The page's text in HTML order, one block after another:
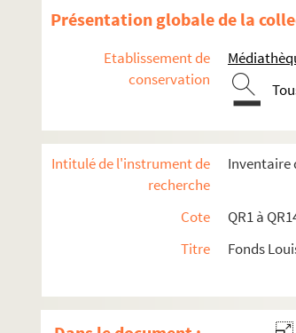
Présentation globale de la
Etablissement de
conservation
Intitulé de l'instrument de
recherche
Inventaire
Cote
QR1 à
Titre
Fonds
qr1-38. Association des anciens élèves
qr1-39. Œuvre des Ecoles libres de
qr1-40. Société artistique de Roubaix
qr1-42. Le Nord photographe (1899-
qr1-43. Société de Géographie -
qr1-45. Société française de
qr1-46. Cercle archéologique de Mons
qr1-48. Lille